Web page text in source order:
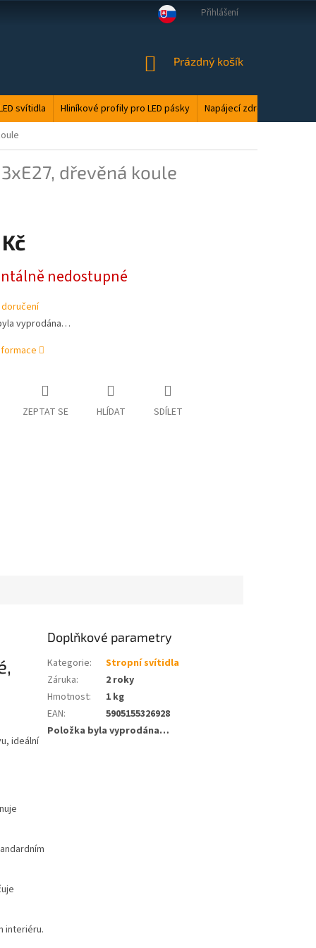
LED ODPAD PODMÍNKY OCHRANY
Přihlášení
NÁKUPNÍ
Prázdný košík
svítidla Hliníkové profily pro LED pásky Napájecí zdroje
dřevěná koule
nedostupné
vyprodána…
ZEPTAT SE HLÍDAT SDÍLET
ideální
interiéru.
Doplňkové parametry
Kategorie:
Stropní svítidla
Záruka:
2 roky
Hmotnost:
1 kg
EAN:
5905155326928
Položka byla vyprodána…